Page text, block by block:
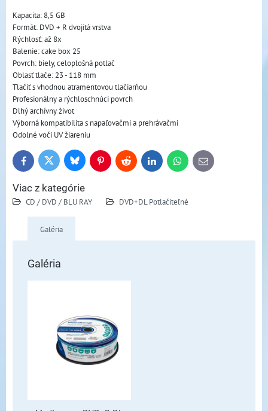
Kapacita: 8,5 GB
Formát: DVD + R dvojitá vrstva
Rýchlosť: až 8x
Balenie: cake box 25
Povrch: biely, celoplošná potlač
Oblasť tlače: 23 - 118 mm
Tlačiť s vhodnou atramentovou tlačiarňou
Profesionálny a rýchloschnúci povrch
Dlhý archívny život
Výborná kompatibilita s napaľovačmi a prehrávačmi
Odolné voči UV žiareniu
FacebookTwitter BlueskyPinterestReddit LinkedInWhatsApp
E-
mail
Viac z kategórie
CD / DVD / BLU RAY DVD+DL Potlačiteľné
Galéria
Galéria